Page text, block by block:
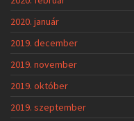
2020. január
2019. december
2019. november
2019. október
2019. szeptember